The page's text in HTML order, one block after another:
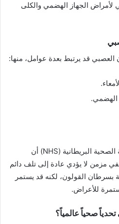
لأمراض الجهاز الهضمي والكلى
قد يرتبط بعدة عوامل، منها:
الهضمي.
وتؤكد هيئات صحية مثل الخدمة الصحية البريطانية (NHS) أن
مزمن لا يؤدي عادة إلى تلف دائم
بسرطان القولون، لكنه قد يستمر
للأعراض.
صحياً عالمياً؟